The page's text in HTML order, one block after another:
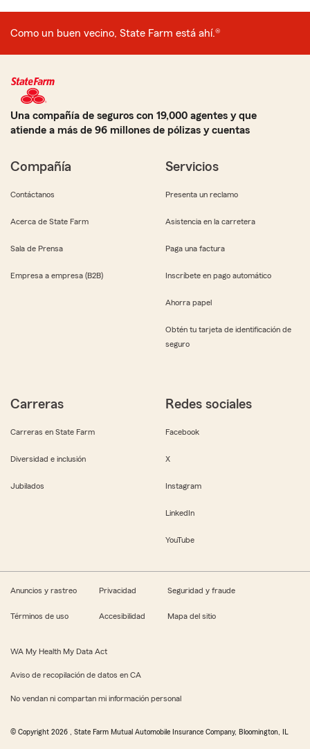
Como un buen vecino, State Farm está ahí.®
Una compañía de seguros con 19,000 agentes y que
atiende a más de 96 millones de pólizas y cuentas
Compañía
Contáctanos
Acerca de State Farm
Sala de Prensa
Empresa a empresa (B2B)
Servicios
Presenta un reclamo
Asistencia en la carretera
Paga una factura
Inscríbete en pago automático
Ahorra papel
Obtén tu tarjeta de identificación de
seguro
Carreras
Carreras en State Farm
Diversidad e inclusión
Jubilados
Redes sociales
Facebook
X
Instagram
LinkedIn
YouTube
Anuncios y rastreo Privacidad Seguridad y fraude
Términos de uso Accesibilidad Mapa del sitio
WA My Health My Data Act
Aviso de recopilación de datos en CA
No vendan ni compartan mi información personal
© Copyright 2026 , State Farm Mutual Automobile Insurance Company, Bloomington, IL